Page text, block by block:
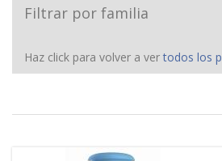
Filtrar por familia
Haz click para volver a vertodos los